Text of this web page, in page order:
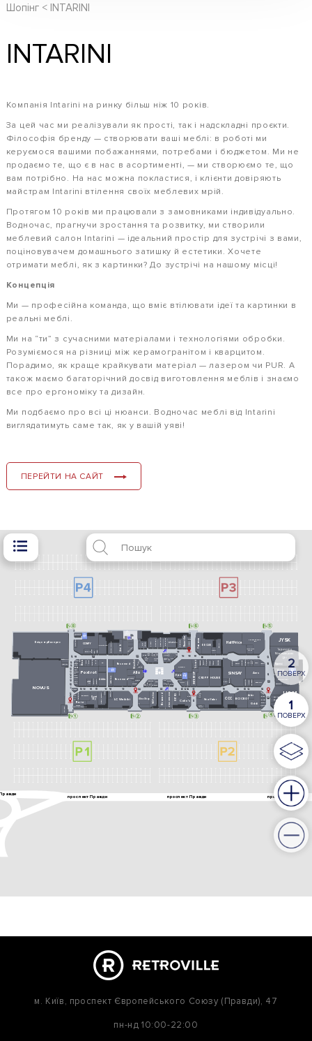
Шопінг INTARINI
INTARINI
Компанія Intarini на ринку більш ніж 10 років.
За цей час ми реалізували як прості, так і надскладні проєкти.
Філософія бренду — створювати ваші меблі: в роботі ми
керуємося вашими побажаннями, потребами і бюджетом. Ми не
продаємо те, що є в нас в асортименті, — ми створюємо те, що
вам потрібно. На нас можна покластися, і клієнти довіряють
майстрам Intarini втілення своїх меблевих мрій.
Протягом 10 років ми працювали з замовниками індивідуально.
Водночас, прагнучи зростання та розвитку, ми створили
меблевий салон Intarini — ідеальний простір для зустрічі з вами,
поціновувачем домашнього затишку й естетики. Хочете
отримати меблі, як з картинки? До зустрічі на нашому місці!
Концепція
Ми — професійна команда, що вміє втілювати ідеї та картинки в
реальні меблі.
Ми на “ти” з сучасними матеріалами і технологіями обробки.
Розуміємося на різниці між керамогранітом і кварцитом.
Порадимо, як краще крайкувати матеріал — лазером чи PUR. А
також маємо багаторічний досвід виготовлення меблів і знаємо
все про ергономіку та дизайн.
Ми подбаємо про всі ці нюанси. Водночас меблі від Intarini
виглядатимуть саме так, як у вашій уяві!
ПЕРЕЙТИ НА САЙТ
м. Київ, проспект Європейського Союзу (Правди), 47
пн-нд 10:00-22:00